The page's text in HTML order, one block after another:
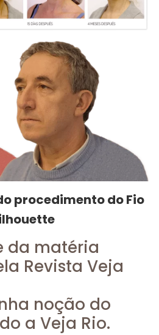
procedimento do Fio
da matéria
Revista Veja
noção do
a Veja Rio.